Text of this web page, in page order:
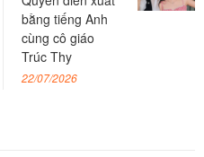
bằng tiếng Anh
cùng cô giáo
Trúc Thy
22/07/2026